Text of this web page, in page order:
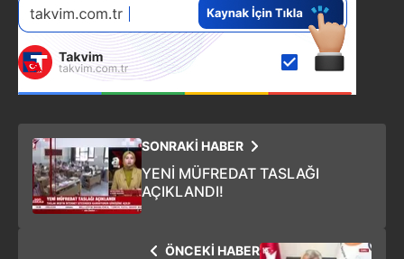
SONRAKİ HABER
YENİ MÜFREDAT TASLAĞI
AÇIKLANDI!
ÖNCEKİ HABER